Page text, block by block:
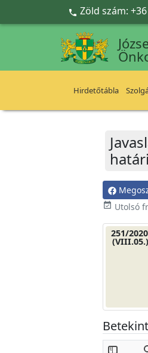
Ugrás a fő tartalomra
 Zöld szám:
Hirdetőtábla
event_available Utolsó
251/
(VIII.05.)